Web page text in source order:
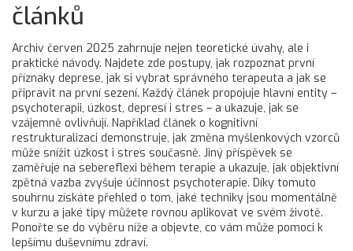
článků
Archiv červen 2025 zahrnuje nejen teoretické úvahy, ale i
praktické návody. Najdete zde postupy, jak rozpoznat první
příznaky deprese, jak si vybrat správného terapeuta a jak se
připravit na první sezení. Každý článek propojuje hlavní entity –
psychoterapii, úzkost, depresí i stres – a ukazuje, jak se
vzájemně ovlivňují. Například článek o kognitivní
restrukturalizaci demonstruje, jak změna myšlenkových vzorců
může snížit úzkost i stres současně. Jiný příspěvek se
zaměřuje na sebereflexi během terapie a ukazuje, jak objektivní
zpětná vazba zvyšuje účinnost psychoterapie. Díky tomuto
souhrnu získáte přehled o tom, jaké techniky jsou momentálně
v kurzu a jaké tipy můžete rovnou aplikovat ve svém životě.
Ponořte se do výběru níže a objevte, co vám může pomoci k
lepšímu duševnímu zdraví.